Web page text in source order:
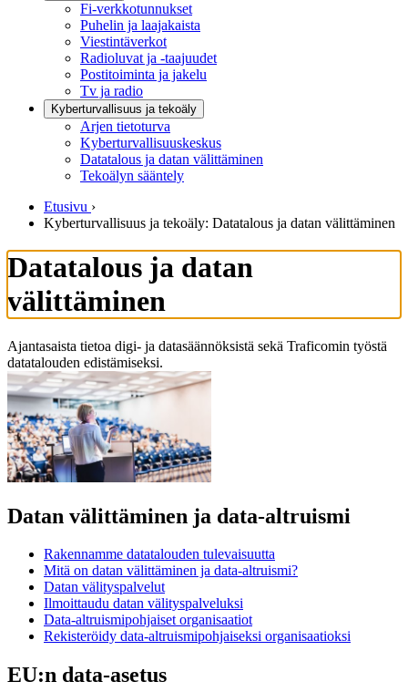
Fi-verkkotunnukset
Puhelin ja laajakaista
Viestintäverkot
Radioluvat ja -taajuudet
Postitoiminta ja jakelu
Tv ja radio
Kyberturvallisuus ja tekoäly
Arjen tietoturva
Kyberturvallisuuskeskus
Datatalous ja datan välittäminen
Tekoälyn sääntely
Etusivu ›
Kyberturvallisuus ja tekoäly: Datatalous ja datan välittäminen
Datatalous ja datan
välittäminen
Ajantasaista tietoa digi- ja datasäännöksistä sekä Traficomin työstä
datatalouden edistämiseksi.
Datan välittäminen ja data-altruismi
Rakennamme datatalouden tulevaisuutta
Mitä on datan välittäminen ja data-altruismi?
Datan välityspalvelut
Ilmoittaudu datan välityspalveluksi
Data-altruismipohjaiset organisaatiot
Rekisteröidy data-altruismipohjaiseksi organisaatioksi
EU:n data-asetus